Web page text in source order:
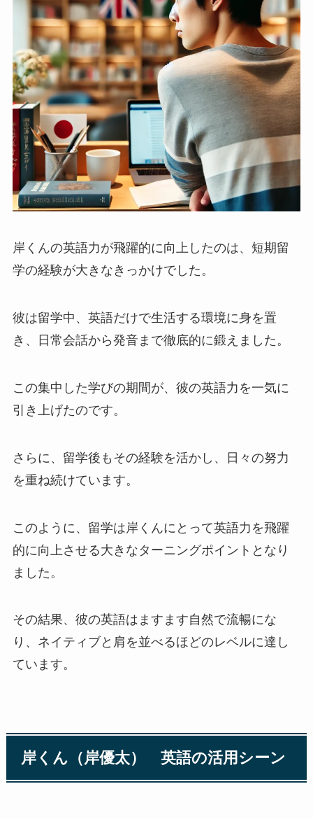
岸くんの英語力が飛躍的に向上したのは、短期留
学の経験が大きなきっかけでした。
彼は留学中、英語だけで生活する環境に身を置
き、日常会話から発音まで徹底的に鍛えました。
この集中した学びの期間が、彼の英語力を一気に
引き上げたのです。
さらに、留学後もその経験を活かし、日々の努力
を重ね続けています。
このように、留学は岸くんにとって英語力を飛躍
的に向上させる大きなターニングポイントとなり
ました。
その結果、彼の英語はますます自然で流暢にな
り、ネイティブと肩を並べるほどのレベルに達し
ています。
岸くん（岸優太） 英語の活用シーン